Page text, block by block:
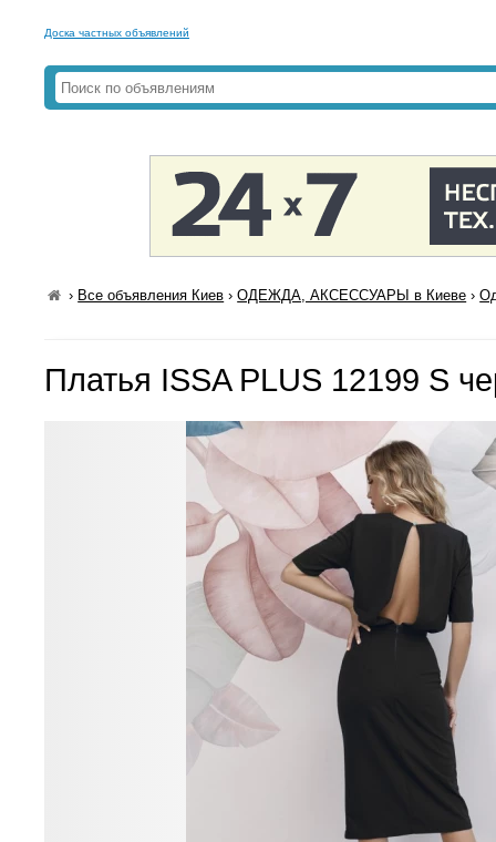
Доска частных объявлений
› Все объявления Киев ›ОДЕЖДА, АКСЕССУАРЫ в Киеве ›
Платья ISSA PLUS 12199 S